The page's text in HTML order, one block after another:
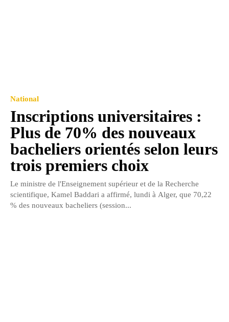
National
Inscriptions universitaires :
Plus de 70% des nouveaux
bacheliers orientés selon leurs
trois premiers choix
Le ministre de l'Enseignement supérieur et de la Recherche
scientifique, Kamel Baddari a affirmé, lundi à Alger, que 70,22
% des nouveaux bacheliers (session...